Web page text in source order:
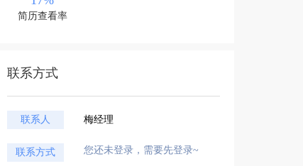
简历查看率
联系方式
联系人 梅经理
联系方式 您还未登录，需要先登录~